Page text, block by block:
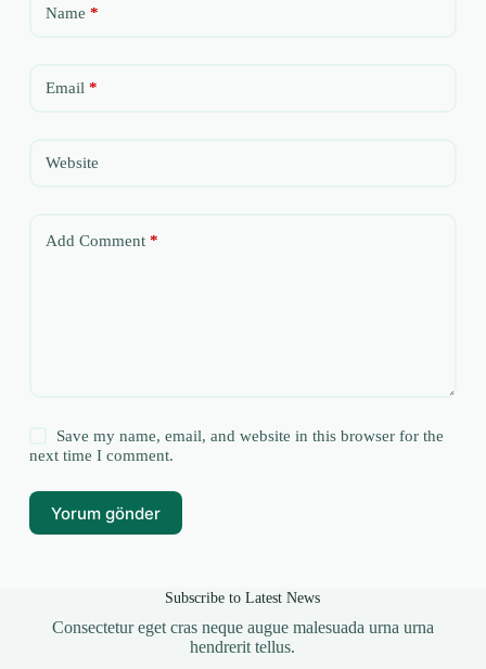
Name *
Email*
Website
Add Comment*
Save my name, email, and website in this browser for the
next time I comment.
Yorum gönder
Subscribe to Latest News
Consectetur eget cras neque augue malesuada urna urna
hendrerit tellus.